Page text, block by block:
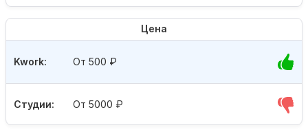
Цена
Студии: От 5000 ₽
Kwork: От 500 ₽